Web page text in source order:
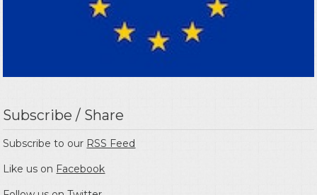
Subscribe / Share
Subscribe to our RSS Feed
Like us on Facebook